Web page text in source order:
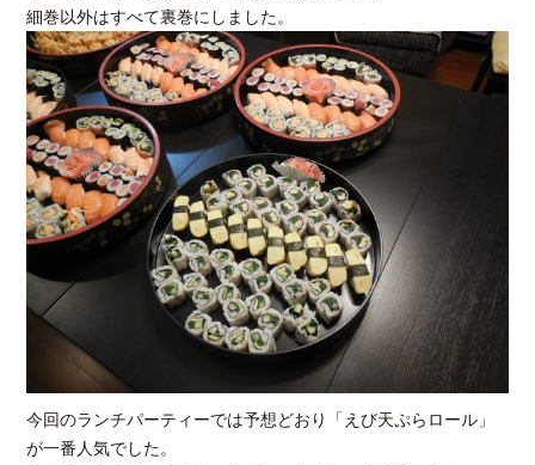
細巻以外はすべて裏巻にしました。
今回のランチパーティーでは予想どおり「えび天ぷらロール」
が一番人気でした。